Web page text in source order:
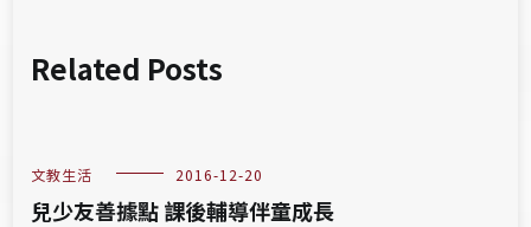
Related Posts
文教生活 2016-12-20
兒少友善據點 課後輔導伴童成長